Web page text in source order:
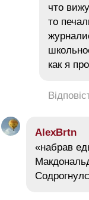
что
то
как я
AlexBrtn
«набрав